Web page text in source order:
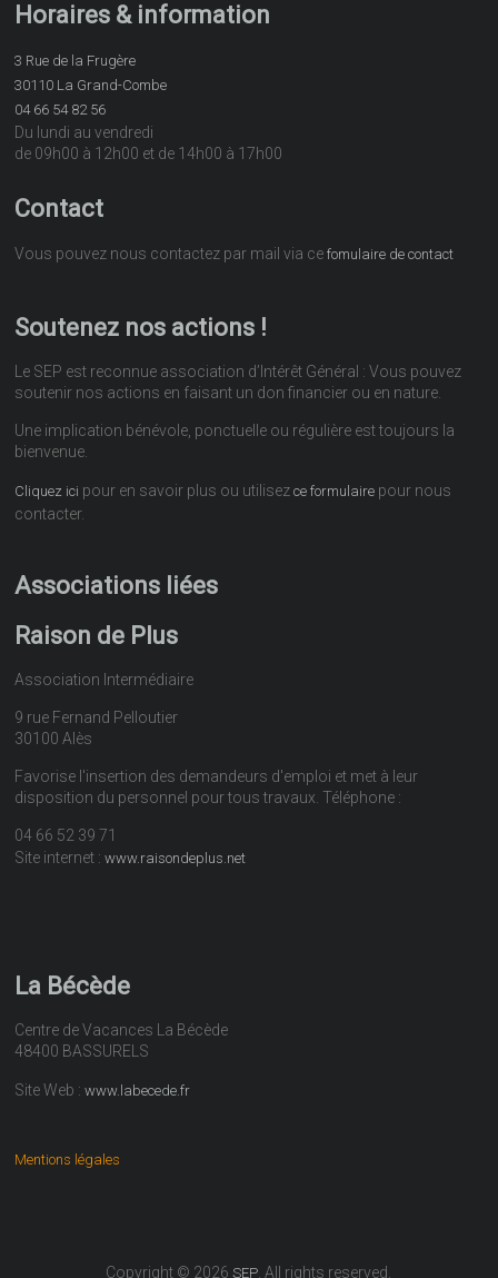
Horaires & information
3 Rue de la Frugère
30110 La Grand-Combe
04 66 54 82 56
Du lundi au vendredi
de 09h00 à 12h00 et de 14h00 à 17h00
Contact
Vous pouvez nous contactez par mail via cefomulaire de contact
Soutenez nos actions !
Le SEP est reconnue association d’Intérêt Général : Vous pouvez
soutenir nos actions en faisant un don financier ou en nature.
Une implication bénévole, ponctuelle ou régulière est toujours la
bienvenue.
Cliquez ici pour en savoir plus ou utilisezce formulaire pour nous
contacter.
Associations liées
Raison de Plus
Association Intermédiaire
9 rue Fernand Pelloutier
30100 Alès
Favorise l'insertion des demandeurs d'emploi et met à leur
disposition du personnel pour tous travaux. Téléphone :
04 66 52 39 71
Site internet :www.raisondeplus.net
La Bécède
Centre de Vacances La Bécède
48400 BASSURELS
Site Web :www.labecede.fr
Mentions légales
Copyright © 2026SEP. All rights reserved.